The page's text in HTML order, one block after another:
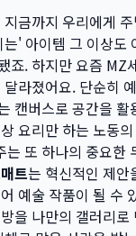
금까지 우리에게
' 아이템 그 이상도
죠. 하지만 요즘 MZ
라졌어요. 단순히
캔버스로 공간을 활
요리만 하는 노동
는 또 하나의 중요한
트는 혁신적인 제안
예술 작품이 될 수
을 나만의 갤러리